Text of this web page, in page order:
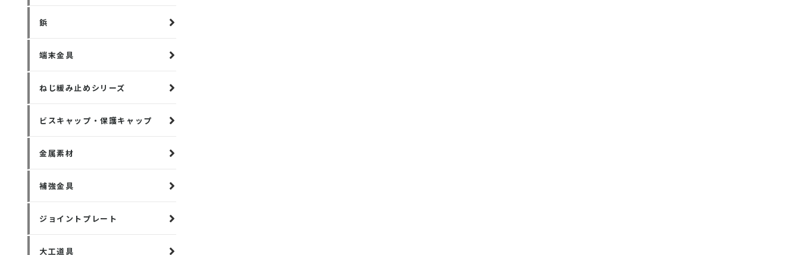
鋲
端末金具
ねじ緩み止めシリーズ
ビスキャップ・保護キャップ
金属素材
補強金具
ジョイントプレート
大工道具